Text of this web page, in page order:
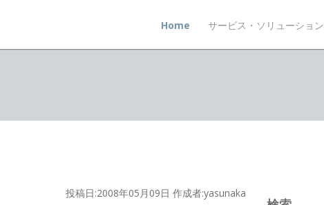
Home サービス・ソリューション
投稿日:2008年05月09日 作成者:yasunaka